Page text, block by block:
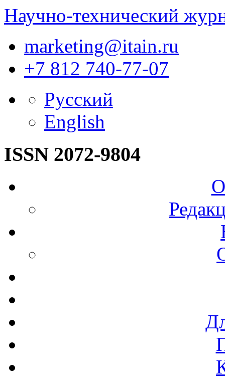
Научно-технический
marketing@itain.ru
+7 812 740-77-07
Русский
English
ISSN 2072-9804